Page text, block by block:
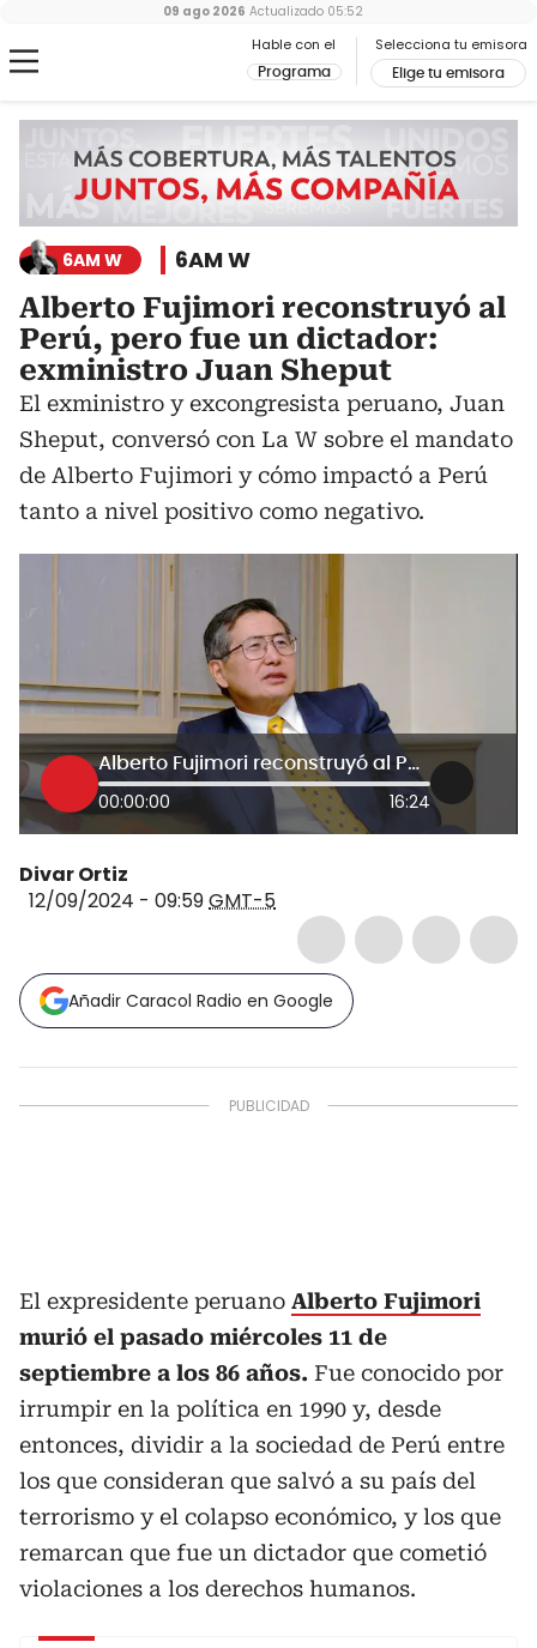
Hable con el
Programa
Selecciona tu emisora
Elige tu emisora
09 ago 2026 Actualizado 05:52
6AM W 6AM W
Alberto Fujimori reconstruyó al
Perú, pero fue un dictador:
exministro Juan Sheput
El exministro y excongresista peruano, Juan
Sheput, conversó con La W sobre el mandato
de Alberto Fujimori y cómo impactó a Perú
tanto a nivel positivo como negativo.
Alberto Fujimori reconstruyó al Perú, pero fue un dictador: exministro Juan Sheput
00:00:00 16:24
Divar Ortiz
12/09/2024 - 09:59GMT-5
Añadir Caracol Radio en Google
El expresidente peruano Alberto Fujimori
murió el pasado miércoles 11 de
septiembre a los 86 años. Fue conocido por
irrumpir en la política en 1990 y, desde
entonces, dividir a la sociedad de Perú entre
los que consideran que salvó a su país del
terrorismo y el colapso económico, y los que
remarcan que fue un dictador que cometió
violaciones a los derechos humanos.